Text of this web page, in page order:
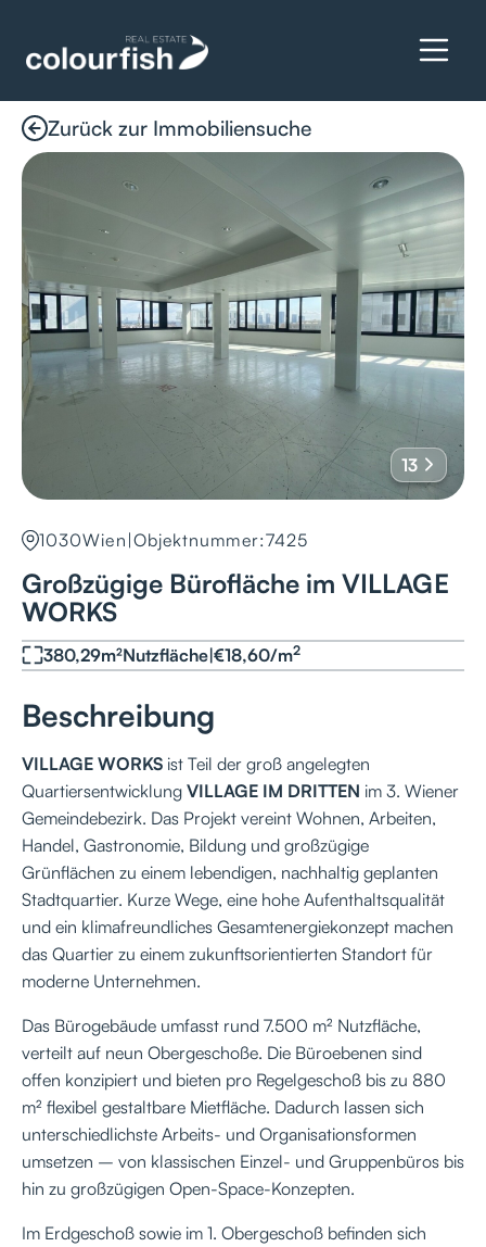
Zurück zur Immobiliensuche
13
1030Wien |Objektnummer:7425
Großzügige Bürofläche im VILLAGE
WORKS
380,29m²Nutzfläche|€18,60/m2
Beschreibung
VILLAGE WORKS ist Teil der groß angelegten
Quartiersentwicklung VILLAGE IM DRITTEN im 3. Wiener
Gemeindebezirk. Das Projekt vereint Wohnen, Arbeiten,
Handel, Gastronomie, Bildung und großzügige
Grünflächen zu einem lebendigen, nachhaltig geplanten
Stadtquartier. Kurze Wege, eine hohe Aufenthaltsqualität
und ein klimafreundliches Gesamtenergiekonzept machen
das Quartier zu einem zukunftsorientierten Standort für
moderne Unternehmen.
Das Bürogebäude umfasst rund 7.500 m² Nutzfläche,
verteilt auf neun Obergeschoße. Die Büroebenen sind
offen konzipiert und bieten pro Regelgeschoß bis zu 880
m² flexibel gestaltbare Mietfläche. Dadurch lassen sich
unterschiedlichste Arbeits- und Organisationsformen
umsetzen – von klassischen Einzel- und Gruppenbüros bis
hin zu großzügigen Open-Space-Konzepten.
Im Erdgeschoß sowie im 1. Obergeschoß befinden sich
Details anfragen